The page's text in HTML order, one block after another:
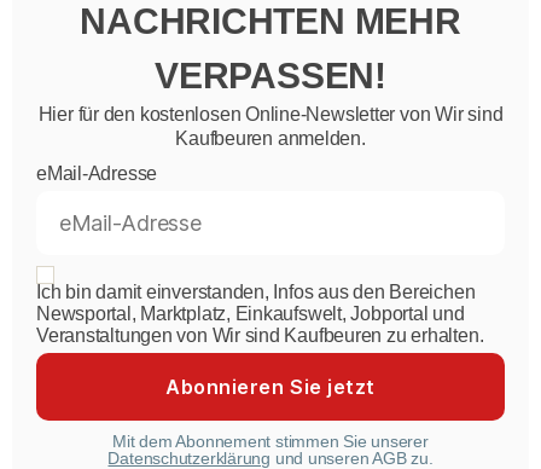
NACHRICHTEN MEHR
VERPASSEN!
Hier für den kostenlosen Online-Newsletter von Wir sind
Kaufbeuren anmelden.
eMail-Adresse
Ich bin damit einverstanden, Infos aus den Bereichen
Newsportal, Marktplatz, Einkaufswelt, Jobportal und
Veranstaltungen von Wir sind Kaufbeuren zu erhalten.
Mit dem Abonnement stimmen Sie unserer
Datenschutzerklärung und unseren AGB zu.